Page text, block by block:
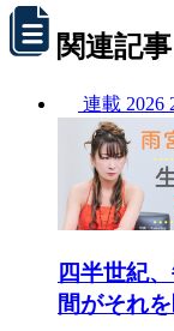
関連記事
連載 2026
四半世紀
間がそれ